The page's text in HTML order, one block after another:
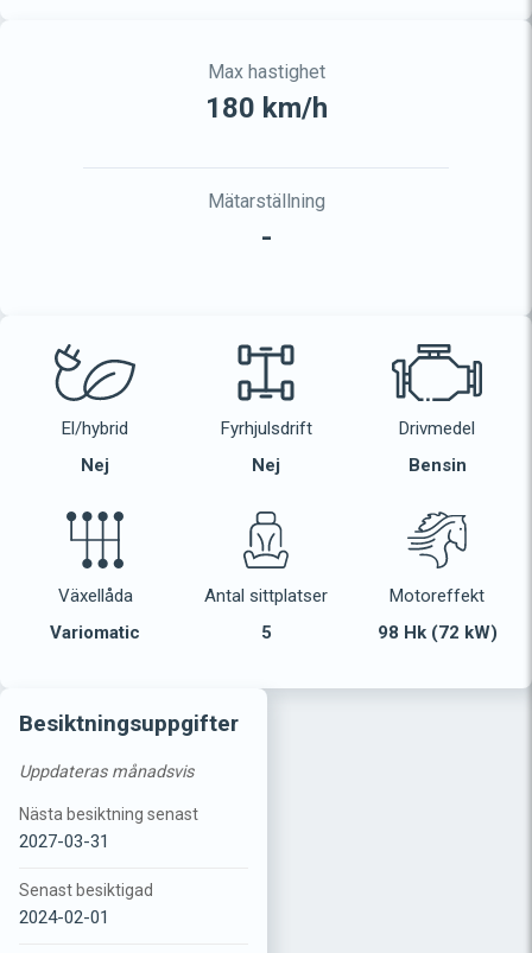
Max hastighet
180 km/h
Mätarställning
-
El/hybrid
Nej
Fyrhjulsdrift
Nej
Drivmedel
Bensin
Växellåda
Variomatic
Antal sittplatser
5
Motoreffekt
98 Hk (72 kW)
Besiktningsuppgifter
Uppdateras månadsvis
Nästa besiktning senast
2027-03-31
Senast besiktigad
2024-02-01